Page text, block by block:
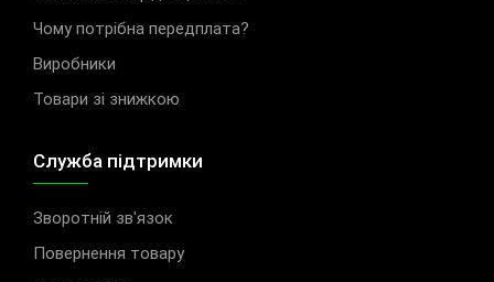
Чому потрібна передплата?
Виробники
Товари зі знижкою
Служба підтримки
Зворотній зв'язок
Повернення товару